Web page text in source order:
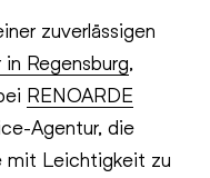
zuverlässigen
Regensburg,
RENOARDE
Agentur, die
mit Leichtigkeit zu